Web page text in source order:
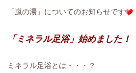
「嵐の湯」についてのお知らせです
「ミネラル足浴」始めました！
ミネラル足浴とは・・・？